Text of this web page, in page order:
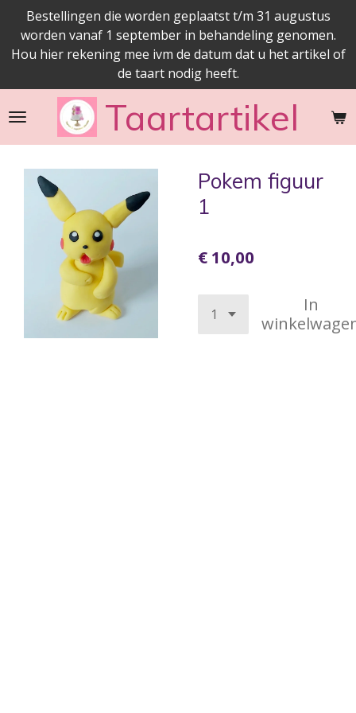
direct
naar
hoofdinhoud
Taartartikel
Bestellingen die worden geplaatst t/m 31 augustus
worden vanaf 1 september in behandeling genomen.
Hou hier rekening mee ivm de datum dat u het artikel of
de taart nodig heeft.
Pokem figuur
1
€ 10,00
In